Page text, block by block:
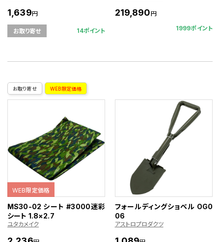
1,639円
お取り寄せ 14ポイント
219,890円
1999ポイント
お取り寄せ WEB限定価格
WEB限定価格
MS30-02 シート #3000迷彩
シート 1.8×2.7
ユタカメイク
フォールディングショベル OG0
06
アストロプロダクツ